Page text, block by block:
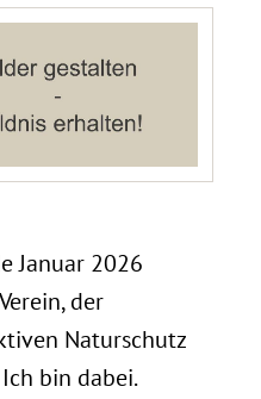
Januar 2026
der
Naturschutz
bin dabei.